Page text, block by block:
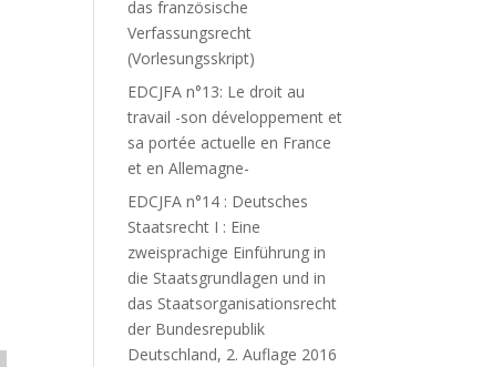
das französische
Verfassungsrecht
(Vorlesungsskript)
EDCJFA n°13: Le droit au
travail -son développement et
sa portée actuelle en France
et en Allemagne-
EDCJFA n°14 : Deutsches
Staatsrecht I : Eine
zweisprachige Einführung in
die Staatsgrundlagen und in
das Staatsorganisationsrecht
der Bundesrepublik
Deutschland, 2. Auflage 2016